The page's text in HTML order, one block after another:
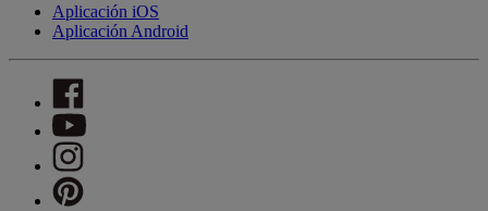
Aplicación iOS
Aplicación Android